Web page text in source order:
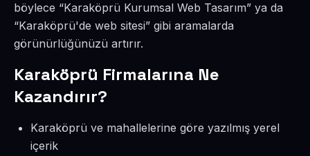
böylece “Karaköprü Kurumsal Web Tasarım” ya da
“Karaköprü'de web sitesi” gibi aramalarda
görünürlüğünüzü artırır.
Karaköprü Firmalarına Ne
Kazandırır?
Karaköprü ve mahallelerine göre yazılmış yerel
içerik